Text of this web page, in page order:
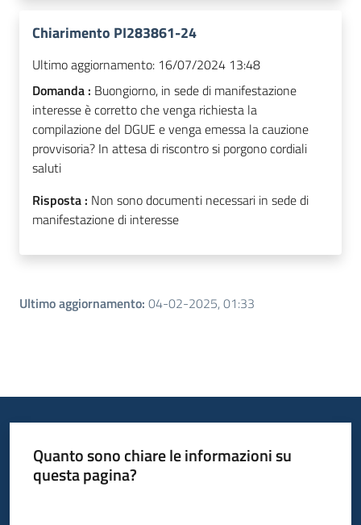
Chiarimento PI283861-24
Ultimo aggiornamento: 16/07/2024 13:48
Domanda : Buongiorno, in sede di manifestazione
interesse è corretto che venga richiesta la
compilazione del DGUE e venga emessa la cauzione
provvisoria? In attesa di riscontro si porgono cordiali
saluti
Risposta : Non sono documenti necessari in sede di
manifestazione di interesse
Ultimo aggiornamento: 04-02-2025, 01:33
Quanto sono chiare le informazioni su
questa pagina?